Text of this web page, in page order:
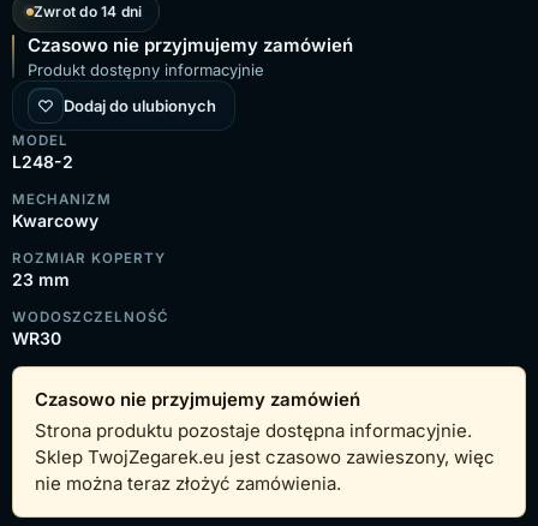
Zwrot do 14 dni
Czasowo nie przyjmujemy zamówień
Produkt dostępny informacyjnie
Dodaj do ulubionych
MODEL
L248-2
MECHANIZM
Kwarcowy
ROZMIAR KOPERTY
23 mm
WODOSZCZELNOŚĆ
WR30
Czasowo nie przyjmujemy zamówień
Strona produktu pozostaje dostępna informacyjnie.
Sklep TwojZegarek.eu jest czasowo zawieszony, więc
nie można teraz złożyć zamówienia.